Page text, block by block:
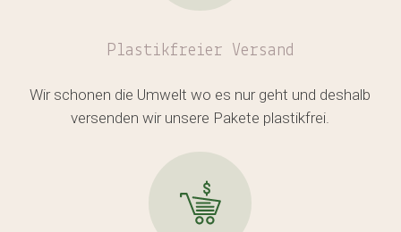
Plastikfreier Versand
Wir schonen die Umwelt wo es nur geht und deshalb
versenden wir unsere Pakete plastikfrei.